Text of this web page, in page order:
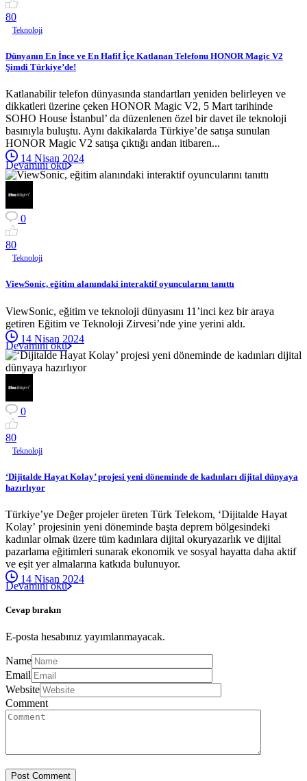
80
Teknoloji
Dünyanın En İnce ve En Hafif İçe Katlanan Telefonu HONOR Magic V2
Şimdi Türkiye’de!
Katlanabilir telefon dünyasında standartları yeniden belirleyen ve
dikkatleri üzerine çeken HONOR Magic V2, 5 Mart tarihinde
SOHO House İstanbul’ da düzenlenen özel bir davet ile teknoloji
basınıyla buluştu. Aynı dakikalarda Türkiye’de satışa sunulan
HONOR Magic V2 satışa çıktığı andan itibaren...
14 Nisan 2024
Devamını oku
0
80
Teknoloji
ViewSonic, eğitim alanındaki interaktif oyuncularını tanıttı
ViewSonic, eğitim ve teknoloji dünyasını 11’inci kez bir araya
getiren Eğitim ve Teknoloji Zirvesi’nde yine yerini aldı.
14 Nisan 2024
Devamını oku
0
80
Teknoloji
‘Dijitalde Hayat Kolay’ projesi yeni döneminde de kadınları dijital dünyaya
hazırlıyor
Türkiye’ye Değer projeler üreten Türk Telekom, ‘Dijitalde Hayat
Kolay’ projesinin yeni döneminde başta deprem bölgesindeki
kadınlar olmak üzere tüm kadınlara dijital okuryazarlık ve dijital
pazarlama eğitimleri sunarak ekonomik ve sosyal hayatta daha aktif
ve eşit yer almalarına katkıda bulunuyor.
14 Nisan 2024
Devamını oku
Cevap bırakın
E-posta hesabınız yayımlanmayacak.
Name
Email
Website
Comment